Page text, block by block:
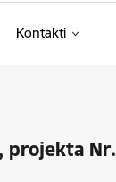
Kontakti
projekta Nr.